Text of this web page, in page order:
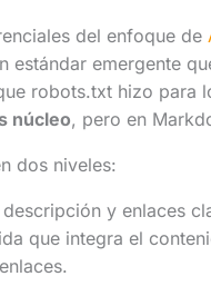
del enfoque de
estándar emergente
robots.txt hizo para
núcleo, pero en
dos niveles:
y enlaces
que integra el